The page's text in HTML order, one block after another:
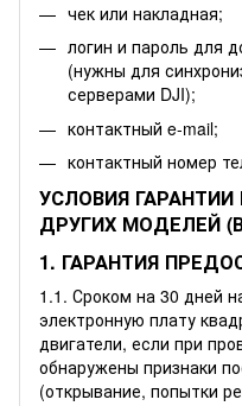
чек или накладная;
логин и пароль для
(нужны для
серверами DJI);
контактный e-mail;
контактный номер
УСЛОВИЯ
ДРУГИХ МОДЕЛЕЙ
1. ГАРАНТИЯ
1.1. Сроком на 30 дней
электронную плату
двигатели, если при
обнаружены признаки
(открывание, попытки